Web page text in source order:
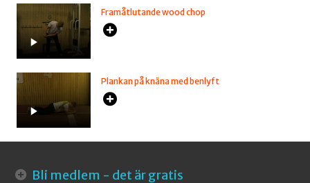
Framåtlutande wood chop
Plankan på knäna med benlyft
Bli medlem - det är gratis